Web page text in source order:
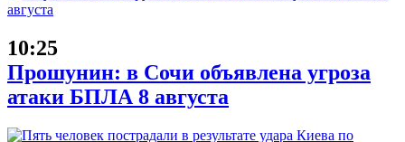
10:25
Прошунин: в Сочи объявлена угроза
атаки БПЛА 8 августа